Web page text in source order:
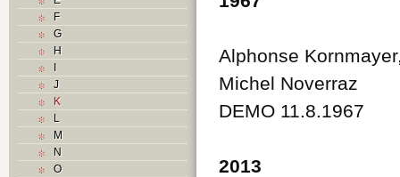
F
G
H
I
J
K
L
M
N
O
Alphonse
Michel Noverraz
DEMO 11.8.1967
2013